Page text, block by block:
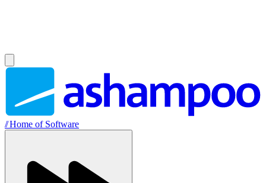
//Home of Software